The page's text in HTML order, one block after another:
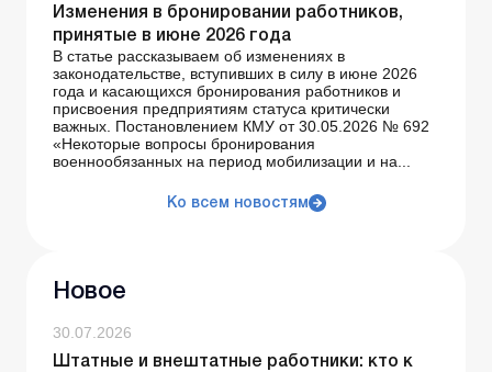
Изменения в бронировании работников,
принятые в июне 2026 года
В статье рассказываем об изменениях в
законодательстве, вступивших в силу в июне 2026
года и касающихся бронирования работников и
присвоения предприятиям статуса критически
важных. Постановлением КМУ от 30.05.2026 № 692
«Некоторые вопросы бронирования
военнообязанных на период мобилизации и на...
Ко всем новостям
Новое
30.07.2026
Штатные и внештатные работники: кто к